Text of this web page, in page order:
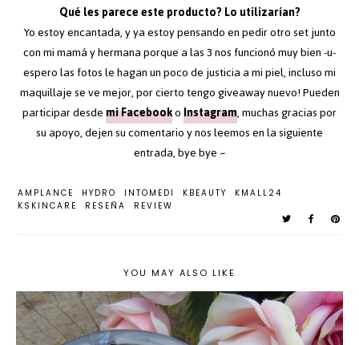
Qué les parece este producto? Lo utilizarían?
Yo estoy encantada, y ya estoy pensando en pedir otro set junto
con mi mamá y hermana porque a las 3 nos funcionó muy bien -u-
espero las fotos le hagan un poco de justicia a mi piel, incluso mi
maquillaje se ve mejor, por cierto tengo giveaway nuevo! Pueden
participar desdemi FacebookoInstagram, muchas gracias por
su apoyo, dejen su comentario y nos leemos en la siguiente
entrada, bye bye ~
AMPLANCE HYDRO INTOMEDI KBEAUTY
KMALL24
KSKINCARE
RESEÑA REVIEW
YOU MAY ALSO LIKE